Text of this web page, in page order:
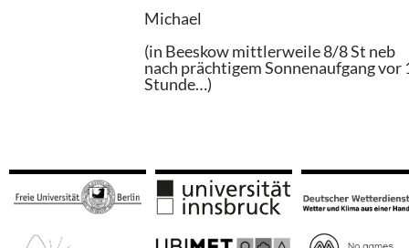
Michael
(in Beeskow mittlerweile 8/8 St neb
nach prächtigem Sonnenaufgang vor
Stunde…)